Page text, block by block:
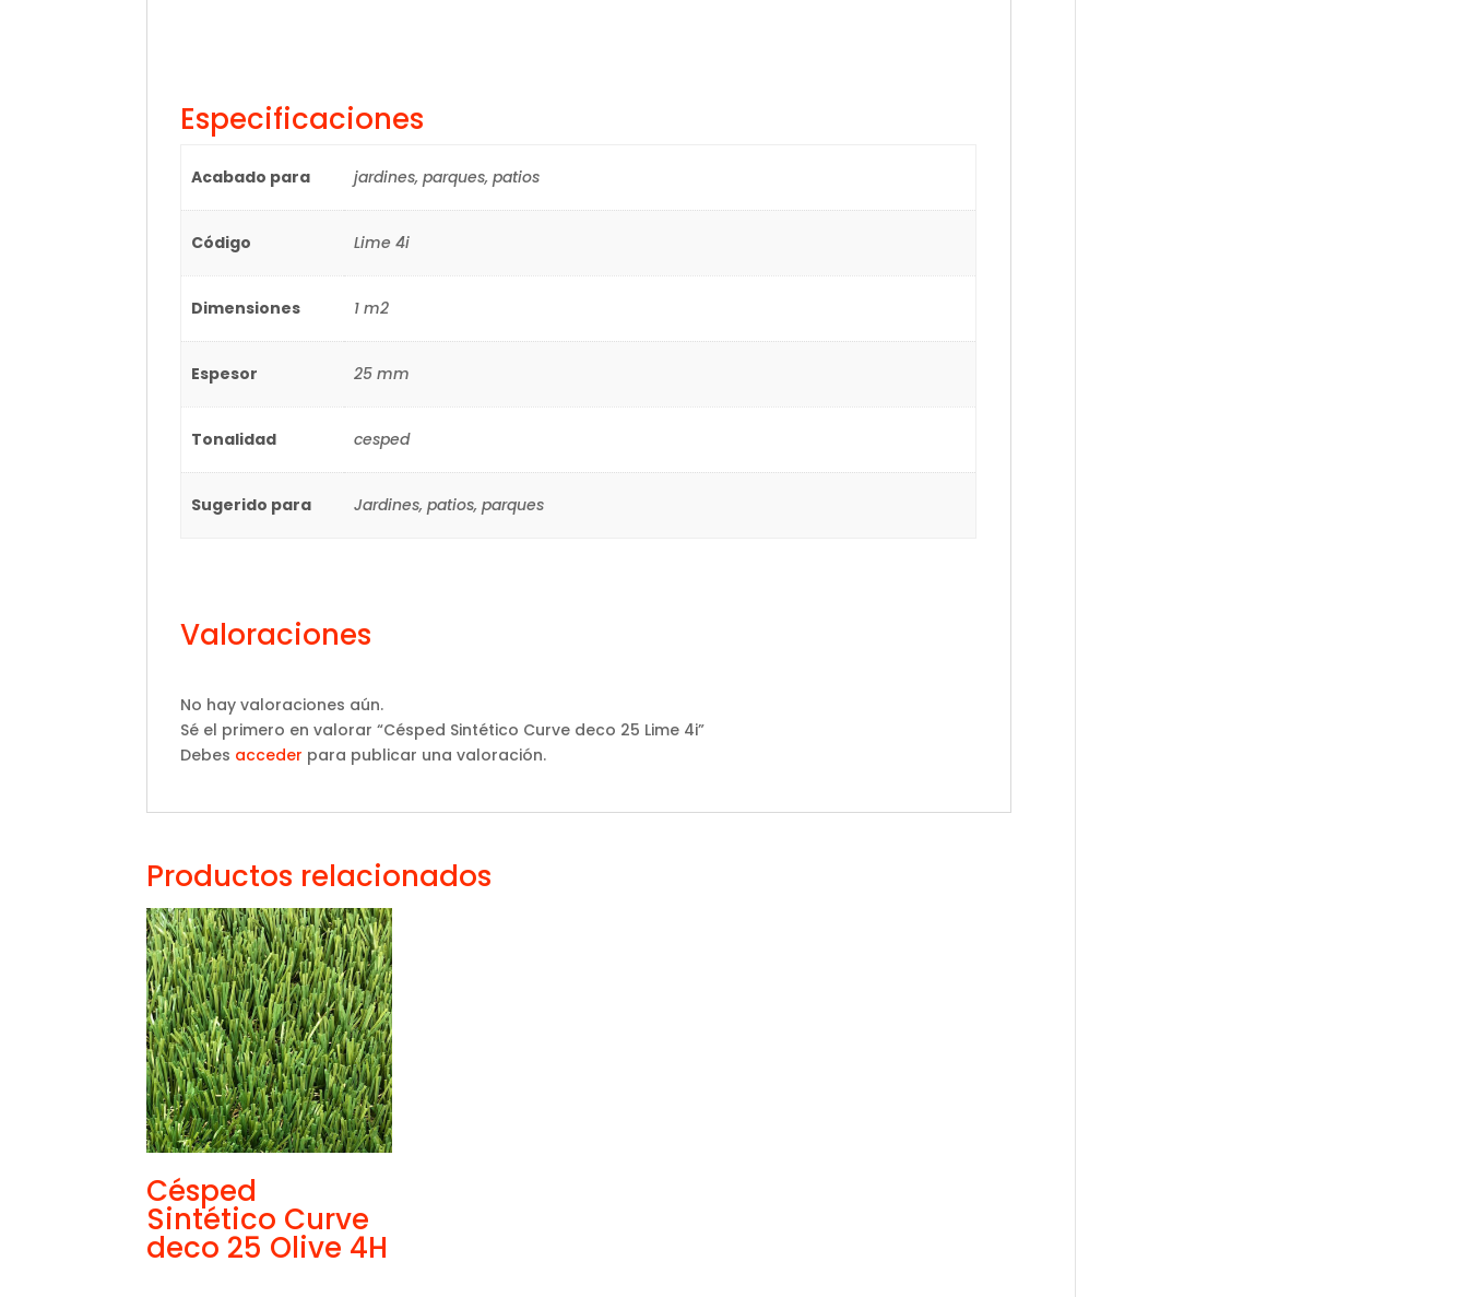
Especificaciones
Acabado para jardines, parques, patios
Código Lime 4i
Dimensiones 1 m2
Espesor 25 mm
Tonalidad cesped
Sugerido para Jardines, patios, parques
Valoraciones
No hay valoraciones aún.
Sé el primero en valorar “Césped Sintético Curve deco 25 Lime 4i”
Debes acceder para publicar una valoración.
Productos relacionados
Césped
Sintético Curve
deco 25 Olive 4H